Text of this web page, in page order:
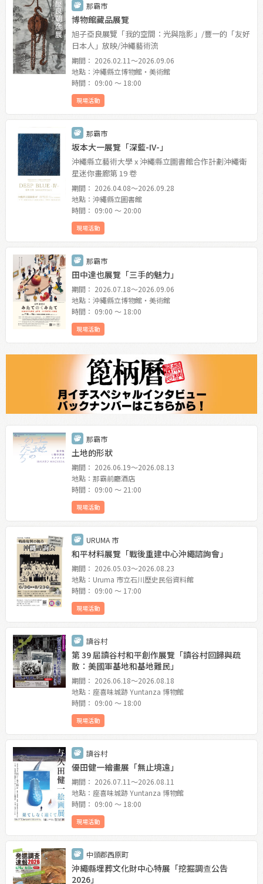
那霸市
博物館藏品展覽
旭子亞良展覽「我的空間：光與陰影」/豐一的「友好
日本人」放映/沖繩藝術流
期間： 2026.02.11〜2026.09.06
地點：沖繩縣立博物館・美術館
時間： 09:00 〜 18:00
現場活動
那霸市
坂本大一展覽「深藍-IV-」
沖繩縣立藝術大學 x 沖繩縣立圖書館合作計劃沖繩衛
星迷你畫廊第 19 卷
期間： 2026.04.08〜2026.09.28
地點：沖繩縣立圖書館
時間： 09:00 〜 20:00
現場活動
那霸市
田中達也展覽「三手的魅力」
期間： 2026.07.18〜2026.09.06
地點：沖繩縣立博物館・美術館
時間： 09:00 〜 18:00
現場活動
那霸市
土地的形狀
期間： 2026.06.19〜2026.08.13
地點：那霸前廳酒店
時間： 09:00 〜 21:00
現場活動
URUMA 市
和平材料展覽「戰後重建中心沖繩諮詢會」
期間： 2026.05.03〜2026.08.23
地點：Uruma 市立石川歷史民俗資料館
時間： 09:00 〜 17:00
現場活動
讀谷村
第 39 屆讀谷村和平創作展覽「讀谷村回歸與疏
散：美國軍基地和基地難民」
期間： 2026.06.18〜2026.08.18
地點：座喜味城跡 Yuntanza 博物館
時間： 09:00 〜 18:00
現場活動
讀谷村
優田健一繪畫展「無止境遠」
期間： 2026.07.11〜2026.08.11
地點：座喜味城跡 Yuntanza 博物館
時間： 09:00 〜 18:00
現場活動
中頭郡西原町
沖繩縣埋葬文化財中心特展「挖掘調查公告
2026」